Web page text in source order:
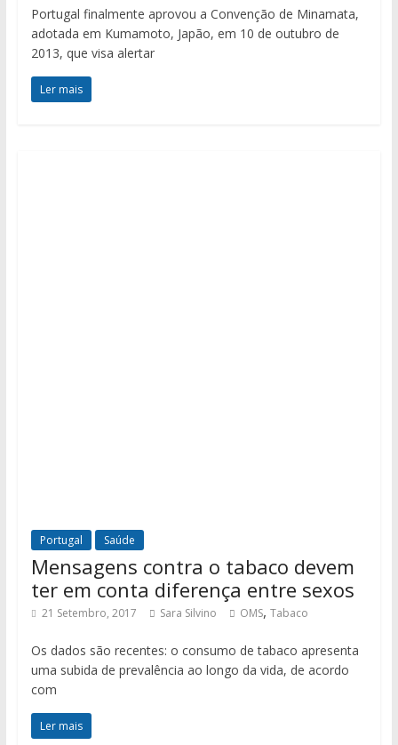
Portugal finalmente aprovou a Convenção de Minamata,
adotada em Kumamoto, Japão, em 10 de outubro de
2013, que visa alertar
Ler mais
Portugal Saúde
Mensagens contra o tabaco devem
ter em conta diferença entre sexos
21 Setembro, 2017 Sara Silvino OMS, Tabaco
Os dados são recentes: o consumo de tabaco apresenta
uma subida de prevalência ao longo da vida, de acordo
com
Ler mais